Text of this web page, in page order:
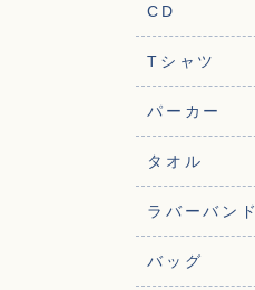
CD
Tシャツ
パーカー
タオル
ラバーバンド
バッグ